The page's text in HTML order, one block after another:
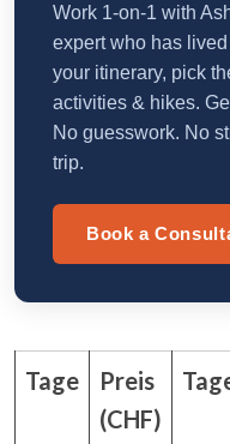
Work 1-on-1 with
expert who has
your itinerary, pick
activities & hikes.
No guesswork. No
trip.
Book a
Tage
Preis
(CHF)